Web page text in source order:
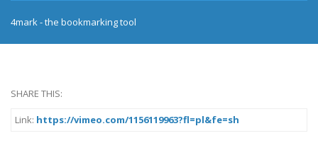
4mark - the bookmarking tool
SHARE THIS:
Link: https://vimeo.com/1156119963?fl=pl&fe=sh